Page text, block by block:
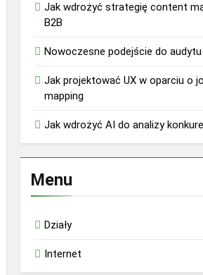
Jak wdrożyć strategię content
B2B
Nowoczesne podejście do audytu
Jak projektować UX w oparciu o
mapping
Jak wdrożyć AI do analizy
Menu
Działy
Internet